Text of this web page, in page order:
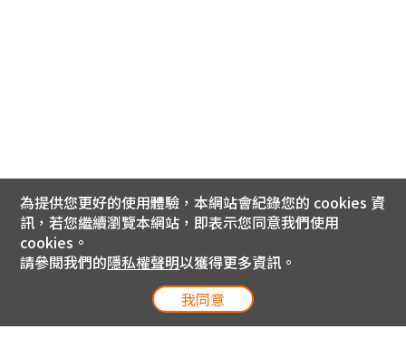
為提供您更好的使用體驗，本網站會紀錄您的 cookies 資
訊，若您繼續瀏覽本網站，即表示您同意我們使用
cookies。
請參閱我們的隱私權聲明以獲得更多資訊。
我同意